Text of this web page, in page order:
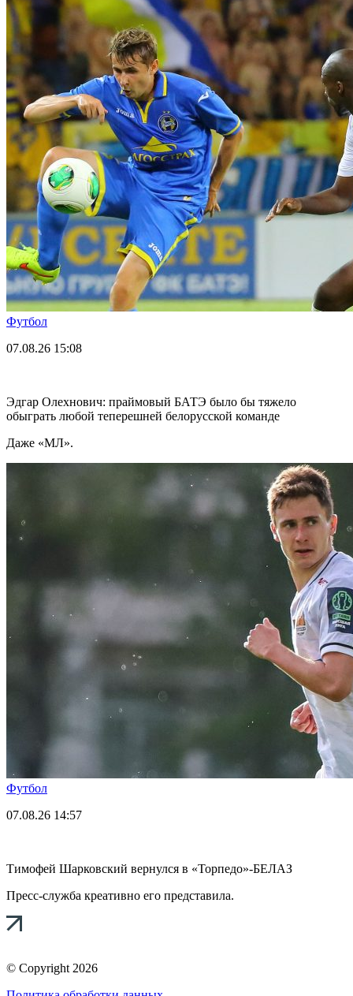
Футбол
07.08.26 15:08
Эдгар Олехнович: праймовый БАТЭ было бы тяжело
обыграть любой теперешней белорусской команде
Даже «МЛ».
Футбол
07.08.26 14:57
Тимофей Шарковский вернулся в «Торпедо»-БЕЛАЗ
Пресс-служба креативно его представила.
© Copyright 2026